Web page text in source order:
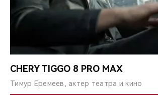
CHERY TIGGO 8 PRO MAX
Тимур Еремеев, актер театра и кино